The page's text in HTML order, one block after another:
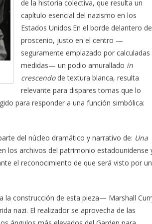
de la historia colectiva, que resulta un
capítulo esencial del nazismo en los
Estados Unidos.En el borde delantero
proscenio, justo en el centro —
seguramente emplazado por calculadas
medidas— un podio amurallado in
crescendo de textura blanca, resulta
relevante para dispares tomas que lo
para responder a una función simbólica:
del núcleo dramático y narrativo de: Una
los archivos del patrimonio estadounidense
el reconocimiento de que será visto por un
la construcción de esta pieza— Marshall
nazi. El realizador se aprovecha de las